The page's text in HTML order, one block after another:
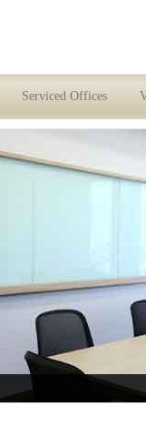
Serviced Offices